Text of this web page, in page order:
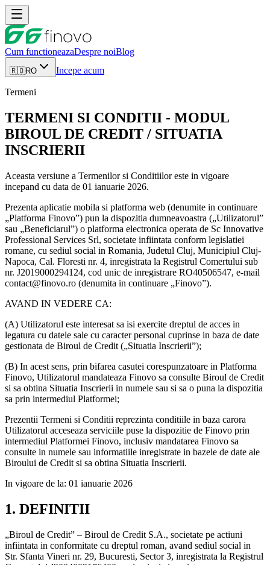
Cum functioneazaDespre noiBlog
🇷🇴RO Incepe acum
Termeni
TERMENI SI CONDITII - MODUL
BIROUL DE CREDIT / SITUATIA
INSCRIERII
Aceasta versiune a Termenilor si Conditiilor este in vigoare
incepand cu data de 01 ianuarie 2026.
Prezenta aplicatie mobila si platforma web (denumite in continuare
„Platforma Finovo”) pun la dispozitia dumneavoastra („Utilizatorul”
sau „Beneficiarul”) o platforma electronica operata de Sc Innovative
Professional Services Srl, societate infiintata conform legislatiei
romane, cu sediul social in Romania, Judetul Cluj, Municipiul Cluj-
Napoca, Cal. Floresti nr. 4, inregistrata la Registrul Comertului sub
nr. J2019000294124, cod unic de inregistrare RO40506547, e-mail
contact@finovo.ro (denumita in continuare „Finovo”).
AVAND IN VEDERE CA:
(A) Utilizatorul este interesat sa isi exercite dreptul de acces in
legatura cu datele sale cu caracter personal cuprinse in baza de date
gestionata de Biroul de Credit („Situatia Inscrierii”);
(B) In acest sens, prin bifarea casutei corespunzatoare in Platforma
Finovo, Utilizatorul mandateaza Finovo sa consulte Biroul de Credit
si sa obtina Situatia Inscrierii in numele sau si sa o puna la dispozitia
sa prin intermediul Platformei;
Prezentii Termeni si Conditii reprezinta conditiile in baza carora
Utilizatorul acceseaza serviciile puse la dispozitie de Finovo prin
intermediul Platformei Finovo, inclusiv mandatarea Finovo sa
consulte in numele sau informatiile inregistrate in bazele de date ale
Biroului de Credit si sa obtina Situatia Inscrierii.
In vigoare de la: 01 ianuarie 2026
1. DEFINITII
„Biroul de Credit” – Biroul de Credit S.A., societate pe actiuni
infiintata in conformitate cu dreptul roman, avand sediul social in
Str. Sfanta Vineri nr. 29, Bucuresti, Sector 3, inregistrata la Registrul